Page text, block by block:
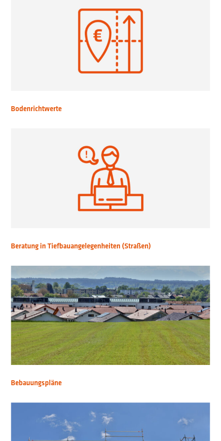
Bodenrichtwerte
Beratung in Tiefbauangelegenheiten (Straßen)
Bebauungspläne